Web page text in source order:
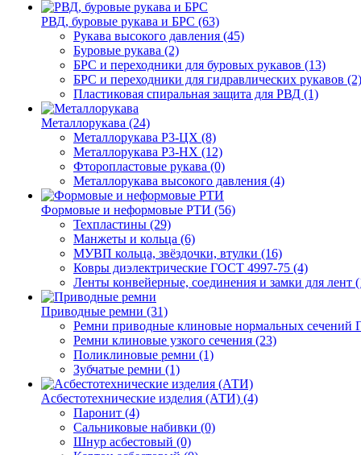
РВД, буровые рукава и БРС (63)
Рукава высокого давления (45)
Буровые рукава (2)
БРС и переходники для буровых рукавов (13)
БРС и переходники для гидравлических рукавов (2)
Пластиковая спиральная защита для РВД (1)
Металлорукава (24)
Металлорукава Р3-ЦХ (8)
Металлорукава Р3-НХ (12)
Фторопластовые рукава (0)
Металлорукава высокого давления (4)
Формовые и неформовые РТИ (56)
Техпластины (29)
Манжеты и кольца (6)
МУВП кольца, звёздочки, втулки (16)
Ковры диэлектрические ГОСТ 4997-75 (4)
Ленты конвейерные, соединения и замки для лент
Приводные ремни (31)
Ремни приводные клиновые нормальных сечений
Ремни клиновые узкого сечения (23)
Поликлиновые ремни (1)
Зубчатые ремни (1)
Асбестотехнические изделия (АТИ) (4)
Паронит (4)
Сальниковые набивки (0)
Шнур асбестовый (0)